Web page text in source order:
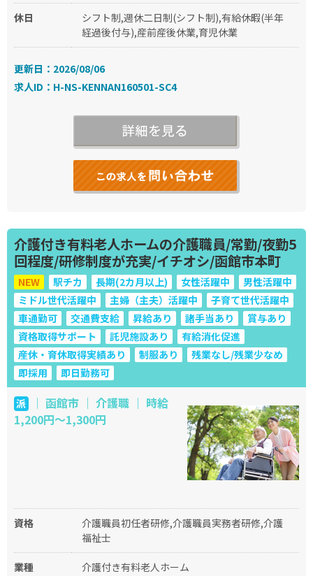
休日
シフト制,週休二日制(シフト制),有給休暇(半年
経過後付与),産前産後休業,育児休業
更新日：2026/08/06
求人ID：H-NS-KENNAN160501-SC4
介護付き有料老人ホームの介護職員/常勤/夜勤5
回程度/研修制度が充実/イチオシ/函館市本町
NEW 駅チカ 長期(2カ月以上) 女性活躍中
男性活躍中
ミドル世代活躍中
主婦（主夫）活躍中
子育て世代活躍中
車通勤可
交通費支給 昇給あり 諸手当あり
賞与あり
資格取得サポート
託児施設あり
有給消化促進
産休・育休取得実績あり
制服あり
残業なし/残業少なめ
即採用
即日勤務可
派｜ 函館市 ｜ 介護職 ｜ 時給
1,200円～1,300円
資格
介護職員初任者研修,介護職員実務者研修,介護
福祉士
業種 介護付き有料老人ホーム